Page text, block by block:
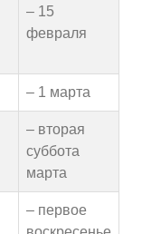
– 15
февраля
– 1 марта
– вторая
суббота
марта
– первое